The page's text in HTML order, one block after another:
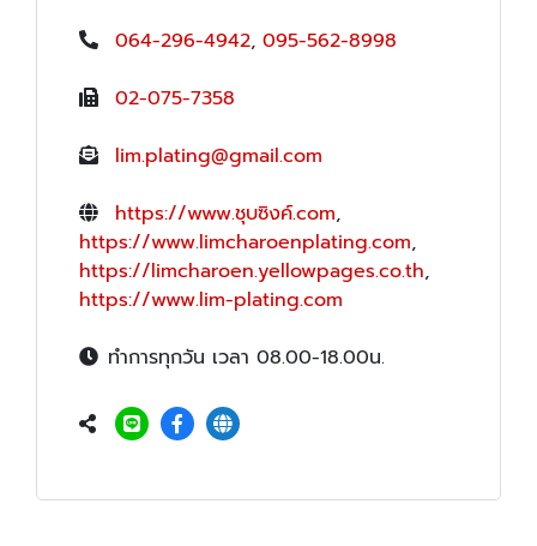
064-296-4942, 095-562-8998
02-075-7358
lim.plating@gmail.com
https://www.ชุบซิงค์.com,
https://www.limcharoenplating.com,
https://limcharoen.yellowpages.co.th,
https://www.lim-plating.com
ทำการทุกวัน เวลา 08.00-18.00น.